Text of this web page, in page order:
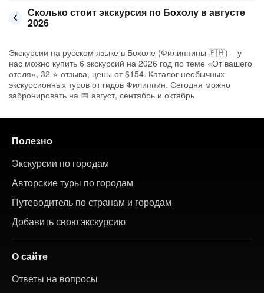
Сколько стоит экскурсия по Бохолу в августе
2026
Экскурсии на русском языке в Бохоле (Филиппины 🇵🇭) – у
нас можно купить 6 экскурсий на 2026 год по теме «От вашего
отеля», 32 ⭐ отзыва, цены от $154. Каталог необычных
экскурсионных туров от гидов Филиппин. Сегодня можно
забронировать на 📅 август, сентябрь и октябрь
Полезно
Экскурсии по городам
Авторские туры по городам
Путеводитель по странам и городам
Добавить свою экскурсию
О сайте
Ответы на вопросы